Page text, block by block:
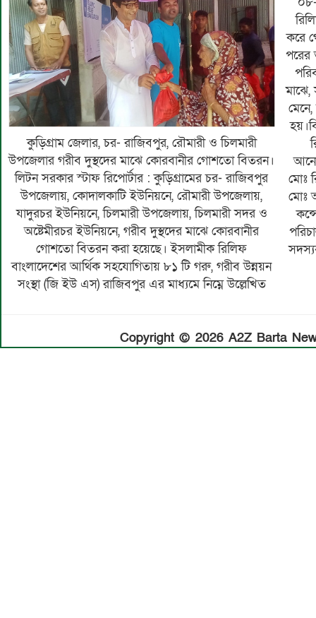
কুড়িগ্রাম জেলার, চর- রাজিবপুর, রৌমারী ও চিলমারী
উপজেলার গরীব দুস্থদের মাঝে কোরবানীর গোশতো বিতরন।
লিটন সরকার স্টাফ রিপোর্টার : কুড়িগ্রামের চর- রাজিবপুর
উপজেলায়, কোদালকাটি ইউনিয়নে, রৌমারী উপজেলায়,
যাদুরচর ইউনিয়নে, চিলমারী উপজেলায়, চিলমারী সদর ও
অষ্টেমীরচর ইউনিয়নে, গরীব দুস্থদের মাঝে কোরবানীর
গোশতো বিতরন করা হয়েছে। ইসলামীক রিলিফ
বাংলাদেশের আর্থিক সহযোগিতায় ৮১ টি গরু, গরীব উন্নয়ন
সংস্থা (জি ইউ এস) রাজিবপুর এর মাধ্যমে নিম্নে উল্লেখিত
করে
পরের
মাঝে,
রিলিফ বাংলাদেশের প্রতিনিধী এপিও, জনাব মোঃ
আনোয়ারুল ইসলাম, এপিও, মোঃ মতিউর রহমান এপিও,
মোঃ রিয়াজ উদ্দিন রাজিবপুর থানা পুলিশ প্রশাসন, এস আই
মোঃ আব্দুল মালেক, এস আই মোঃ ফারুক মিয়া ও ০২ জন
কন্সোটবল, গরীব উন্নয়ন সংস্থা (জি ইউ এস) এর নির্বাহী
পরিচালক জনাব মোঃ আঃ লতিফ, এবং ইউনিয়ন পরিষদের
সদস্যবৃন্দ, সাংবাদিক মোঃ লিটন সরকার ও স্থানীয় গন্যমান্য
Copyright © 2026 A2Z Barta